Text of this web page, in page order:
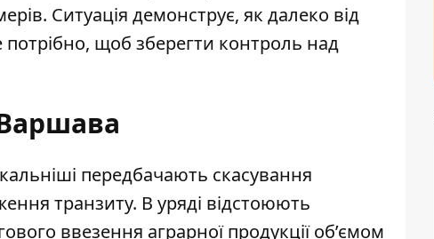
Ситуація демонструє, як далеко від
щоб зберегти контроль над
передбачають скасування
транзиту. В уряді відстоюють
ввезення аграрної продукції об’ємом